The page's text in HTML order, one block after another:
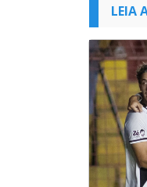
LEIA